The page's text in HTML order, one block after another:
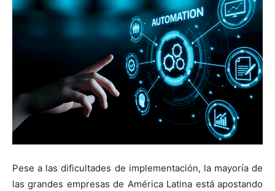
Pese a las dificultades de implementación, la mayoría de
las grandes empresas de América Latina está apostando